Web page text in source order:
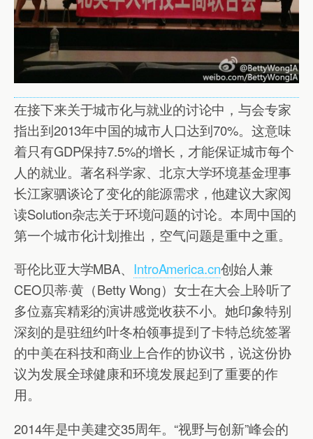
在接下来关于城市化与就业的讨论中，与会专家
指出到2013年中国的城市人口达到70%。这意味
着只有GDP保持7.5%的增长，才能保证城市每个
人的就业。著名科学家、北京大学环境基金理事
长江家驷谈论了变化的能源需求，他建议大家阅
读Solution杂志关于环境问题的讨论。本周中国的
第一个城市化计划推出，空气问题是重中之重。
哥伦比亚大学MBA、 IntroAmerica.cn创始人兼
CEO贝蒂·黄（Betty Wong）女士在大会上聆听了
多位嘉宾精彩的演讲感觉收获不小。她印象特别
深刻的是驻纽约叶冬柏领事提到了卡特总统签署
的中美在科技和商业上合作的协议书，说这份协
议为发展全球健康和环境发展起到了重要的作
用。
2014年是中美建交35周年。“视野与创新”峰会的